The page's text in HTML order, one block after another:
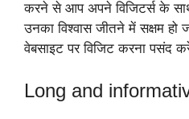
करने से आप अपने विजिटर्स के
उनका विश्वास जीतने में सक्षम हो
वेबसाइट पर विजिट करना पसंद
Long and